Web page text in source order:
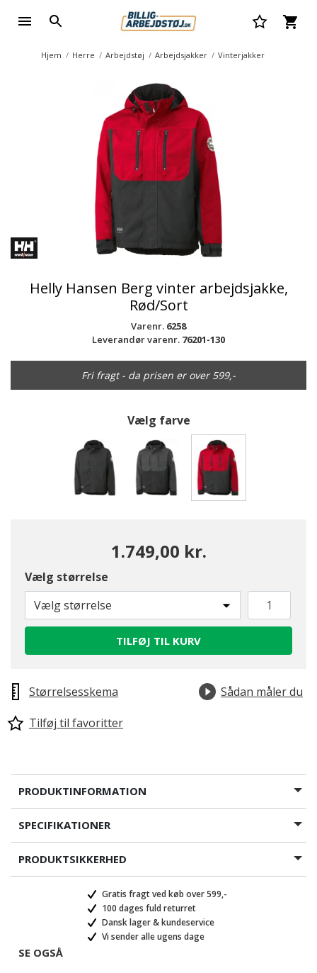
Hjem Herre Arbejdstøj Arbejdsjakker Vinterjakker
Helly Hansen Berg vinter arbejdsjakke,
Rød/Sort
Varenr. 6258
Leverandør varenr. 76201-130
Fri fragt - da prisen er over 599,-
Vælg farve
1.749,00 kr.
Vælg størrelse
Vælg størrelse
TILFØJ TIL KURV
Størrelsesskema
Sådan måler du
Tilføj til favoritter
PRODUKTINFORMATION
SPECIFIKATIONER
PRODUKTSIKKERHED
Gratis fragt ved køb over 599,-
100 dages fuld returret
Dansk lager & kundeservice
Vi sender alle ugens dage
SE OGSÅ